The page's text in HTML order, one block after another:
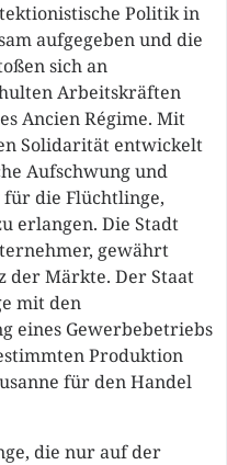
Politik in
aufgegeben und die
sich an
Arbeitskräften
Ancien Régime. Mit
Solidarität entwickelt
Aufschwung und
die Flüchtlinge,
erlangen. Die Stadt
gewährt
der Märkte. Der Staat
mit den
eines Gewerbebetriebs
Produktion
für den Handel
die nur auf der